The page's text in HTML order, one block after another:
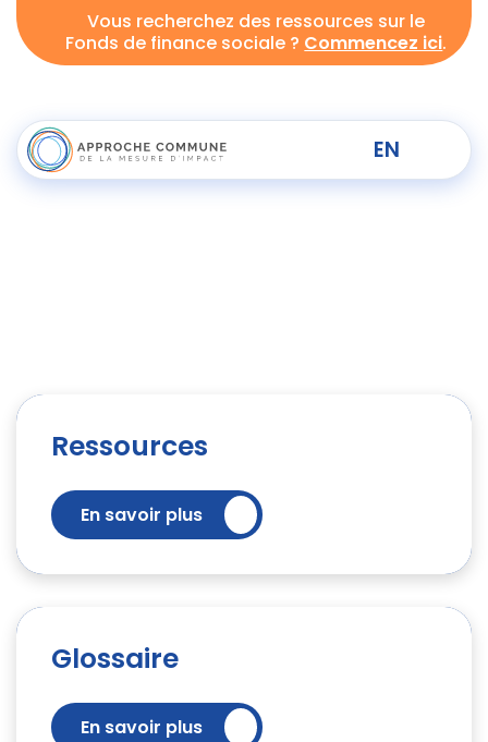
Vous recherchez des ressources sur le
Fonds de finance sociale ? Commencez ici.
EN
Ressources
En savoir plus
Glossaire
En savoir plus